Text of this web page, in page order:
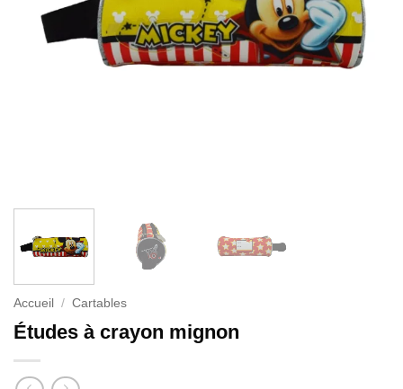
Accueil / Cartables
Études à crayon mignon